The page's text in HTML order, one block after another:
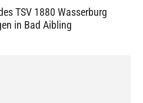
TSV 1880 Wasserburg
in Bad Aibling